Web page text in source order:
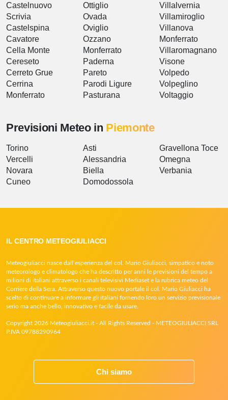
Castelnuovo
Scrivia
Castelspina
Cavatore
Cella Monte
Cereseto
Cerreto Grue
Cerrina
Monferrato
Ottiglio
Ovada
Oviglio
Ozzano
Monferrato
Paderna
Pareto
Parodi Ligure
Pasturana
Villalvernia
Villamiroglio
Villanova
Monferrato
Villaromagnano
Visone
Volpedo
Volpeglino
Voltaggio
Previsioni Meteo in Piemonte
Torino
Vercelli
Novara
Cuneo
Asti
Alessandria
Biella
Domodossola
Gravellona Toce
Omegna
Verbania
IL CENTRO METEOGIULIACCI
Meteogiuliacci nasce dall’esperienza del col. Mario Giuliacci, simpatico e noto
meteorologo e climatologo che ha descritto per anni le previsioni del tempo a
milioni di italiani attraverso i canali televisivi Mediaset e la rubrica meteo del
Corriere della Sera. Attraverso questo nuovo portale il col. Mario Giuliacci ha
scelto di continuare a informare gli italiani fornendo loro un servizio previsionale
serio ma anche bello, innovativo e facile da usare.
Copyright 2026 Meteogiuliacci.it - All Rights Reserved - METEOGIULIACCI SRL
P.IVA 09788290964
Chi siamo